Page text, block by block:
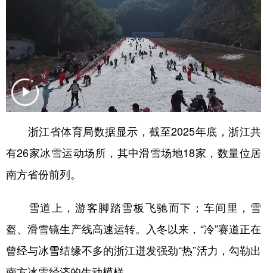
信息化
乡村振兴 溯源中国
城市 旅游 能源 会展
彩票 娱乐 时尚 悦读
公益 一带一路 亚太网 上市公司
文化产业
地方频道
辽宁 吉林 上海 江苏
浙江 安徽 福建 江西
浙江省体育局数据显示，截至2025年底，浙江共
有26家冰雪运动场所，其中滑雪场地18家，数量位居
南方省份前列。
雪道上，游客脚踏雪板飞驰而下；车间里，雪
盔、滑雪镜生产线高速运转。入冬以来，“冷”赛道正在
曾经与冰雪结缘不多的浙江迸发强劲“热”活力，勾勒出